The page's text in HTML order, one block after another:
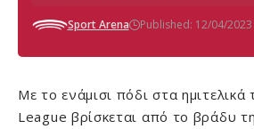
Sport Arena Published: 12/04/2023
Με το ενάμισι πόδι στα ημιτελικά
League βρίσκεται από το βράδυ